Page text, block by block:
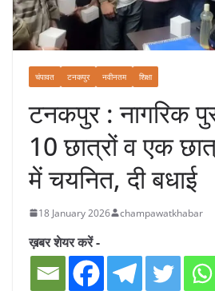
चंपावत टनकपुर नवीनतम शिक्षा
टनकपुर : नागरिक
10 छात्रों व एक
में चयनित, दी बधाई
18 January 2026 champawatkhabar
ख़बर शेयर करें -